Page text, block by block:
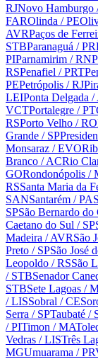
RJNovo Hamburgo
FAROlinda / PE
AVRPaços de
STBParanaguá / PR
PIParnamirim / RN
RSPenafiel / PRT
PEPetrópolis / RJ
LEIPonta Delgada /
VCTPortalegre /
RSPorto Velho / RO
Grande / SP
Monsaraz / EVO
Branco / ACRio
GORondonópolis /
RSSanta Maria da
SANSantarém / PA
SPSão Bernardo do
Caetano do Sul / SP
Madeira / AVRSão
Preto / SPSão José
Leopoldo / RSSão
/ STBSenador
STBSete Lagoas /
/ LISSobral / CE
Serra / SPTaubaté /
/ PITimon / MA
Vedras / LISTrês
MGUmuarama / PR